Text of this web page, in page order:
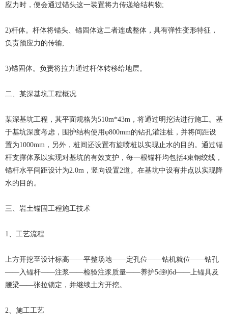
应力时，便会通过锚头这一装置将力传递给结构物;
2)杆体。杆体将锚头、锚固体这二者连成整体，具有弹性变形特征，
负责预应力的传输;
3)锚固体。负责将拉力通过杆体转移给地层。
二、某深基坑工程概况
某深基坑工程，其平面规格为510m*43m，将通过明挖法进行施工。基
于基坑深度考虑，围护结构使用φ800mm的钻孔灌注桩，并将间距设
置为1000mm，另外，桩间还设置有旋喷桩以实现止水的目的。通过锚
杆支撑体系以实现对基坑的有效支护，每一根锚杆均包括4束钢绞线，
锚杆水平间距设计为2.0m，竖向设置2道。在基坑中设有井点以实现降
水的目的。
三、岩土锚固工程施工技术
1、工艺流程
上方开挖至设计标高——平整场地——定孔位——钻机就位——钻孔
——入锚杆——注浆——检验注浆质量——养护5d到6d——上锚具及
腰梁——张拉锁定，并继续土方开挖。
2、施工工艺